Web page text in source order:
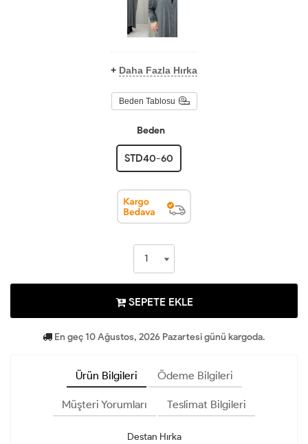
+ Daha Fazla Hırka
Beden Tablosu
Beden
STD40-60
SEPETE EKLE
En geç 10 Ağustos, 2026 Pazartesi günü kargoda.
Ürün Bilgileri Ödeme Bilgileri
Müşteri Yorumları Teslimat Bilgileri
Destan Hırka